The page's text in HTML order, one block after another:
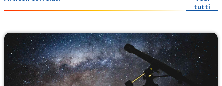
tutti